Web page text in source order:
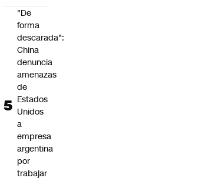
"De
forma
descarada":
China
denuncia
amenazas
de
Estados
Unidos
a
empresa
argentina
por
trabajar